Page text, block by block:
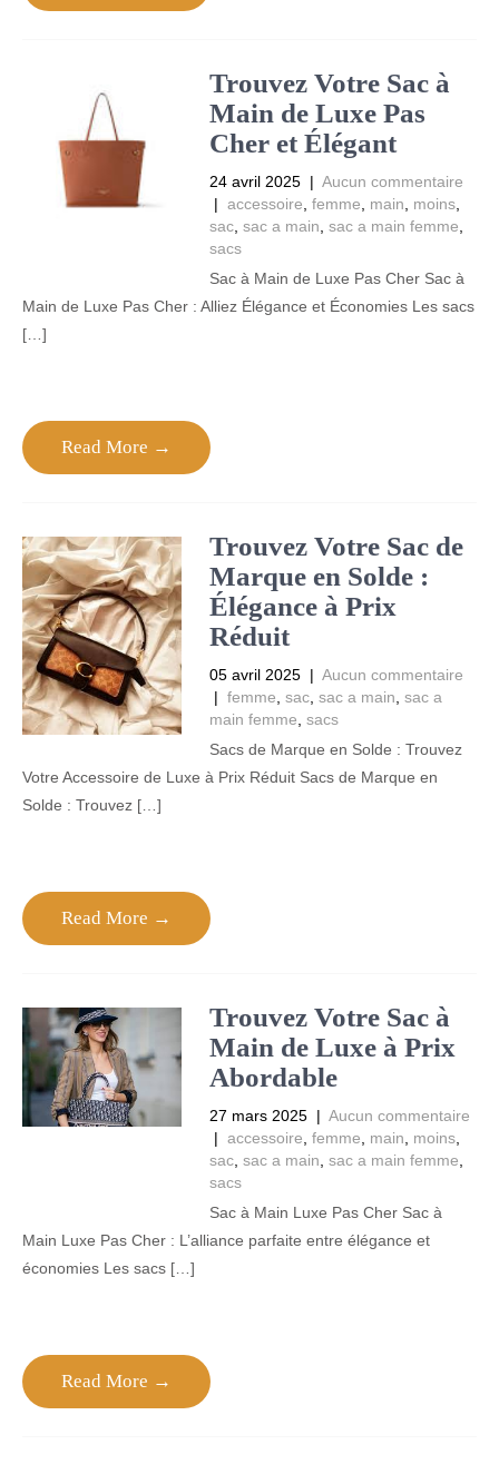
Trouvez Votre Sac à
Main de Luxe Pas
Cher et Élégant
24 avril 2025 | Aucun commentaire
| accessoire femme main moins,
sac, sac a main sac a main femme
sacs
Sac à Main de Luxe Pas Cher Sac à
Main de Luxe Pas Cher : Alliez Élégance et Économies Les sacs
[…]
Read More →
Trouvez Votre Sac de
Marque en Solde :
Élégance à Prix
Réduit
05 avril 2025 | Aucun commentaire
| femme sac, sac a main sac a
main femme sacs
Sacs de Marque en Solde : Trouvez
Votre Accessoire de Luxe à Prix Réduit Sacs de Marque en
Solde : Trouvez […]
Read More →
Trouvez Votre Sac à
Main de Luxe à Prix
Abordable
27 mars 2025 | Aucun commentaire
| accessoire femme main moins,
sac, sac a main sac a main femme
sacs
Sac à Main Luxe Pas Cher Sac à
Main Luxe Pas Cher : L’alliance parfaite entre élégance et
économies Les sacs […]
Read More →